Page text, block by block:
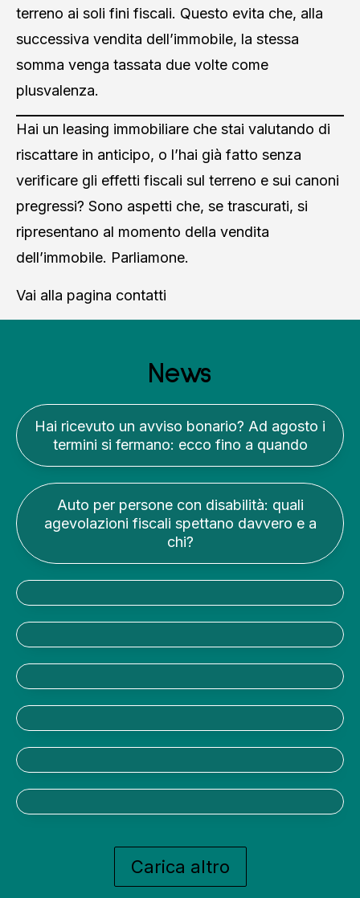
terreno ai soli fini fiscali. Questo evita che, alla
successiva vendita dell’immobile, la stessa
somma venga tassata due volte come
plusvalenza.
Hai un leasing immobiliare che stai valutando di
riscattare in anticipo, o l’hai già fatto senza
verificare gli effetti fiscali sul terreno e sui canoni
pregressi? Sono aspetti che, se trascurati, si
ripresentano al momento della vendita
dell’immobile. Parliamone.
Vai alla pagina contatti
News
Hai ricevuto un avviso bonario? Ad agosto i
termini si fermano: ecco fino a quando
Auto per persone con disabilità: quali
agevolazioni fiscali spettano davvero e a
chi?
Carica altro